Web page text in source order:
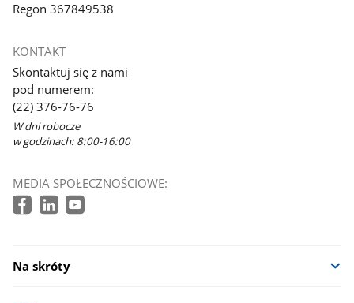
Regon 367849538
KONTAKT
Skontaktuj się z nami
pod numerem:
(22) 376-76-76
W dni robocze
w godzinach: 8:00-16:00
MEDIA SPOŁECZNOŚCIOWE:
Na skróty